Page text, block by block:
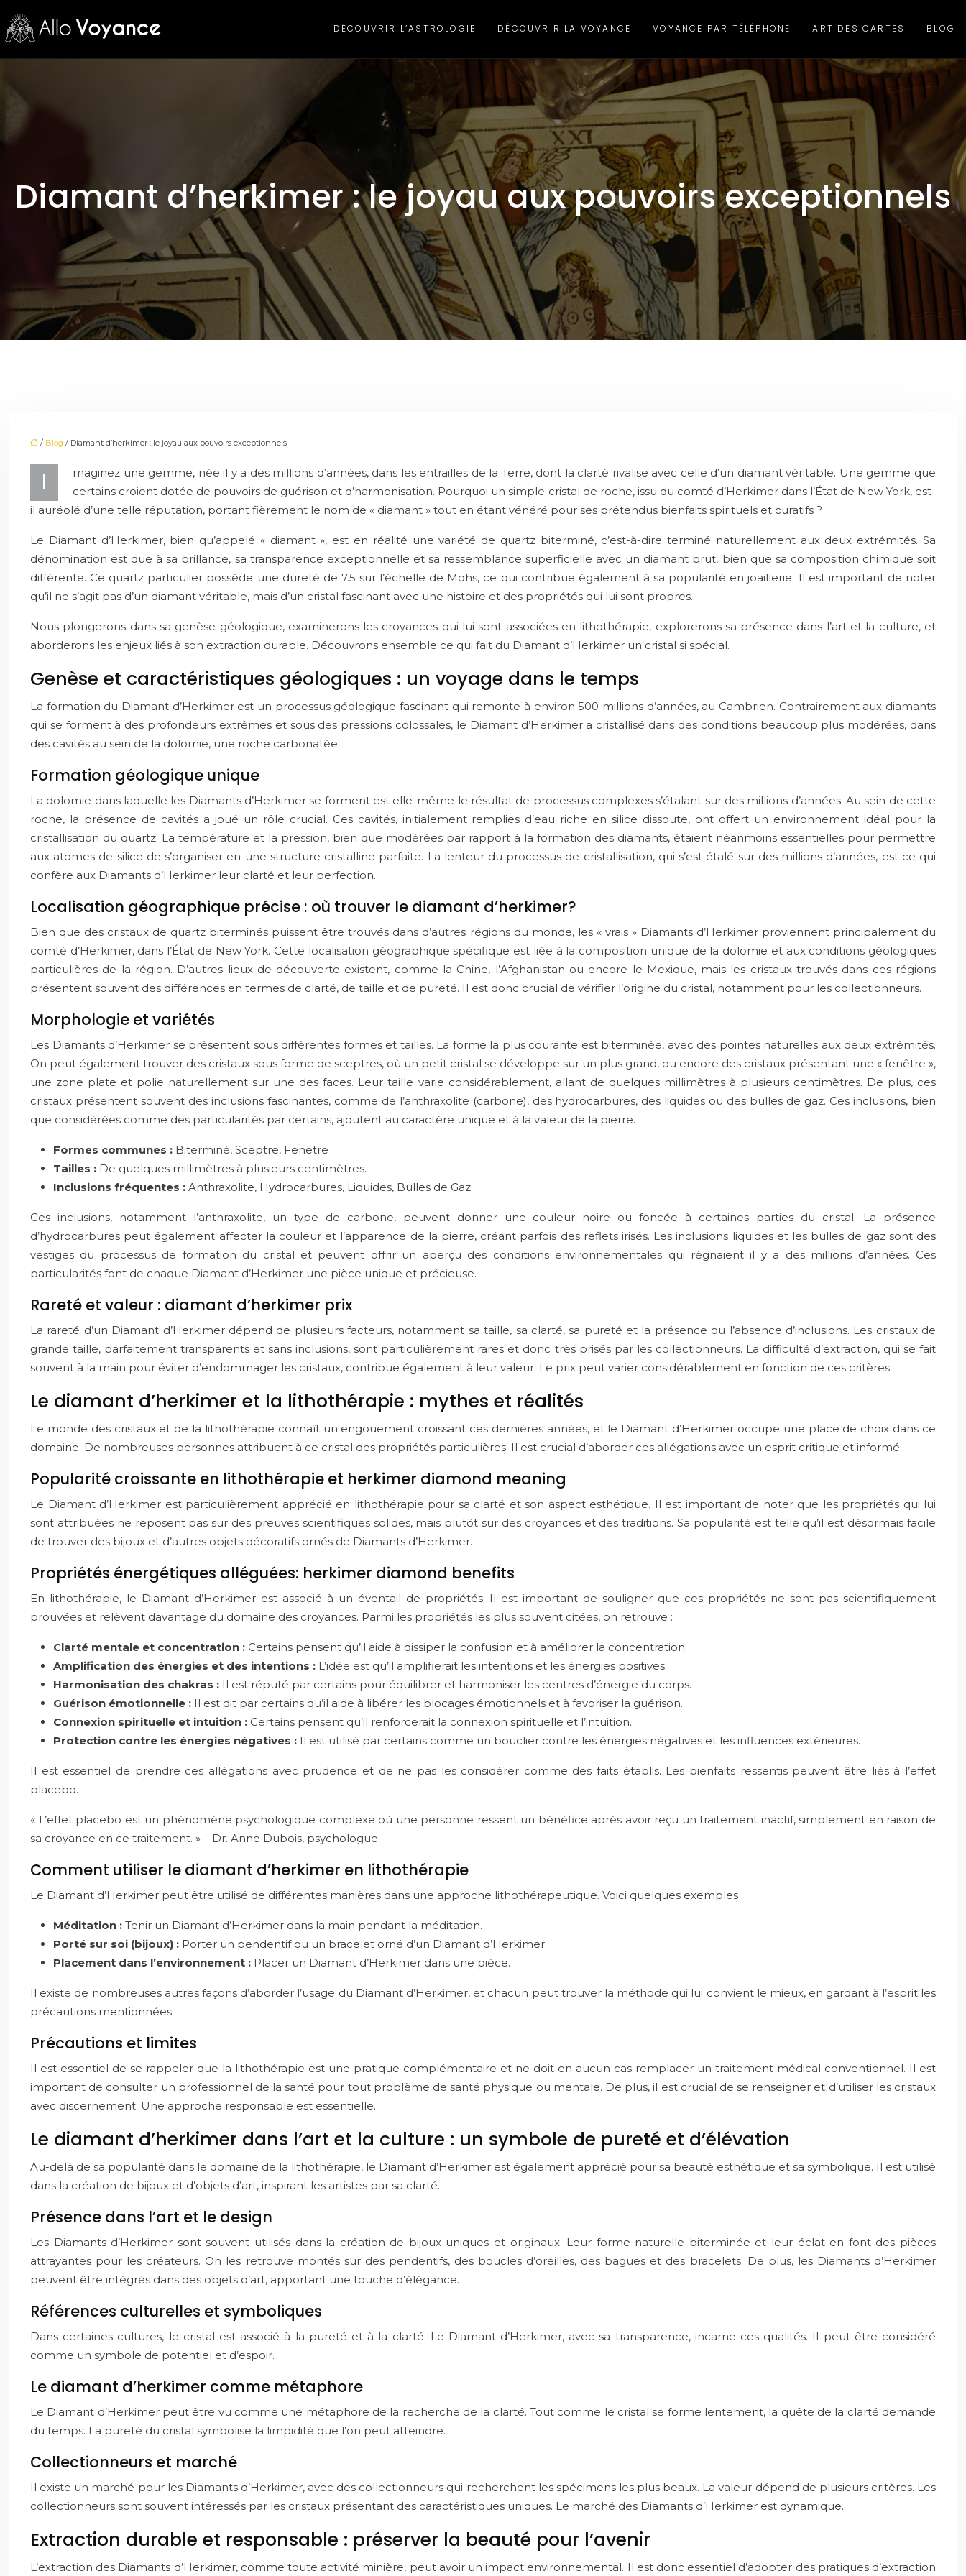
DÉCOUVRIR L’ASTROLOGIE DÉCOUVRIR LA VOYANCE VOYANCE PAR TÉLÉPHONE ART DES CARTES BLOG
Diamant d’herkimer : le joyau aux pouvoirs exceptionnels
/ Blog / Diamant d’herkimer : le joyau aux pouvoirs exceptionnels
I
maginez une gemme, née il y a des millions d’années, dans les entrailles de la Terre, dont la clarté rivalise avec celle d’un diamant véritable. Une gemme que
certains croient dotée de pouvoirs de guérison et d’harmonisation. Pourquoi un simple cristal de roche, issu du comté d’Herkimer dans l’État de New York, est-
il auréolé d’une telle réputation, portant fièrement le nom de « diamant » tout en étant vénéré pour ses prétendus bienfaits spirituels et curatifs ?
Le Diamant d’Herkimer, bien qu’appelé « diamant », est en réalité une variété de quartz biterminé, c’est-à-dire terminé naturellement aux deux extrémités. Sa
dénomination est due à sa brillance, sa transparence exceptionnelle et sa ressemblance superficielle avec un diamant brut, bien que sa composition chimique soit
différente. Ce quartz particulier possède une dureté de 7.5 sur l’échelle de Mohs, ce qui contribue également à sa popularité en joaillerie. Il est important de noter
qu’il ne s’agit pas d’un diamant véritable, mais d’un cristal fascinant avec une histoire et des propriétés qui lui sont propres.
Nous plongerons dans sa genèse géologique, examinerons les croyances qui lui sont associées en lithothérapie, explorerons sa présence dans l’art et la culture, et
aborderons les enjeux liés à son extraction durable. Découvrons ensemble ce qui fait du Diamant d’Herkimer un cristal si spécial.
Genèse et caractéristiques géologiques : un voyage dans le temps
La formation du Diamant d’Herkimer est un processus géologique fascinant qui remonte à environ 500 millions d’années, au Cambrien. Contrairement aux diamants
qui se forment à des profondeurs extrêmes et sous des pressions colossales, le Diamant d’Herkimer a cristallisé dans des conditions beaucoup plus modérées, dans
des cavités au sein de la dolomie, une roche carbonatée.
Formation géologique unique
La dolomie dans laquelle les Diamants d’Herkimer se forment est elle-même le résultat de processus complexes s’étalant sur des millions d’années. Au sein de cette
roche, la présence de cavités a joué un rôle crucial. Ces cavités, initialement remplies d’eau riche en silice dissoute, ont offert un environnement idéal pour la
cristallisation du quartz. La température et la pression, bien que modérées par rapport à la formation des diamants, étaient néanmoins essentielles pour permettre
aux atomes de silice de s’organiser en une structure cristalline parfaite. La lenteur du processus de cristallisation, qui s’est étalé sur des millions d’années, est ce qui
confère aux Diamants d’Herkimer leur clarté et leur perfection.
Localisation géographique précise : où trouver le diamant d’herkimer?
Bien que des cristaux de quartz biterminés puissent être trouvés dans d’autres régions du monde, les « vrais » Diamants d’Herkimer proviennent principalement du
comté d’Herkimer, dans l’État de New York. Cette localisation géographique spécifique est liée à la composition unique de la dolomie et aux conditions géologiques
particulières de la région. D’autres lieux de découverte existent, comme la Chine, l’Afghanistan ou encore le Mexique, mais les cristaux trouvés dans ces régions
présentent souvent des différences en termes de clarté, de taille et de pureté. Il est donc crucial de vérifier l’origine du cristal, notamment pour les collectionneurs.
Morphologie et variétés
Les Diamants d’Herkimer se présentent sous différentes formes et tailles. La forme la plus courante est biterminée, avec des pointes naturelles aux deux extrémités.
On peut également trouver des cristaux sous forme de sceptres, où un petit cristal se développe sur un plus grand, ou encore des cristaux présentant une « fenêtre »,
une zone plate et polie naturellement sur une des faces. Leur taille varie considérablement, allant de quelques millimètres à plusieurs centimètres. De plus, ces
cristaux présentent souvent des inclusions fascinantes, comme de l’anthraxolite (carbone), des hydrocarbures, des liquides ou des bulles de gaz. Ces inclusions, bien
que considérées comme des particularités par certains, ajoutent au caractère unique et à la valeur de la pierre.
Formes communes : Biterminé, Sceptre, Fenêtre
Tailles : De quelques millimètres à plusieurs centimètres.
Inclusions fréquentes : Anthraxolite, Hydrocarbures, Liquides, Bulles de Gaz.
Ces inclusions, notamment l’anthraxolite, un type de carbone, peuvent donner une couleur noire ou foncée à certaines parties du cristal. La présence
d’hydrocarbures peut également affecter la couleur et l’apparence de la pierre, créant parfois des reflets irisés. Les inclusions liquides et les bulles de gaz sont des
vestiges du processus de formation du cristal et peuvent offrir un aperçu des conditions environnementales qui régnaient il y a des millions d’années. Ces
particularités font de chaque Diamant d’Herkimer une pièce unique et précieuse.
Rareté et valeur : diamant d’herkimer prix
La rareté d’un Diamant d’Herkimer dépend de plusieurs facteurs, notamment sa taille, sa clarté, sa pureté et la présence ou l’absence d’inclusions. Les cristaux de
grande taille, parfaitement transparents et sans inclusions, sont particulièrement rares et donc très prisés par les collectionneurs. La difficulté d’extraction, qui se fait
souvent à la main pour éviter d’endommager les cristaux, contribue également à leur valeur. Le prix peut varier considérablement en fonction de ces critères.
Le diamant d’herkimer et la lithothérapie : mythes et réalités
Le monde des cristaux et de la lithothérapie connaît un engouement croissant ces dernières années, et le Diamant d’Herkimer occupe une place de choix dans ce
domaine. De nombreuses personnes attribuent à ce cristal des propriétés particulières. Il est crucial d’aborder ces allégations avec un esprit critique et informé.
Popularité croissante en lithothérapie et herkimer diamond meaning
Le Diamant d’Herkimer est particulièrement apprécié en lithothérapie pour sa clarté et son aspect esthétique. Il est important de noter que les propriétés qui lui
sont attribuées ne reposent pas sur des preuves scientifiques solides, mais plutôt sur des croyances et des traditions. Sa popularité est telle qu’il est désormais facile
de trouver des bijoux et d’autres objets décoratifs ornés de Diamants d’Herkimer.
Propriétés énergétiques alléguées: herkimer diamond benefits
En lithothérapie, le Diamant d’Herkimer est associé à un éventail de propriétés. Il est important de souligner que ces propriétés ne sont pas scientifiquement
prouvées et relèvent davantage du domaine des croyances. Parmi les propriétés les plus souvent citées, on retrouve :
Clarté mentale et concentration : Certains pensent qu’il aide à dissiper la confusion et à améliorer la concentration.
Amplification des énergies et des intentions : L’idée est qu’il amplifierait les intentions et les énergies positives.
Harmonisation des chakras : Il est réputé par certains pour équilibrer et harmoniser les centres d’énergie du corps.
Guérison émotionnelle : Il est dit par certains qu’il aide à libérer les blocages émotionnels et à favoriser la guérison.
Connexion spirituelle et intuition : Certains pensent qu’il renforcerait la connexion spirituelle et l’intuition.
Protection contre les énergies négatives : Il est utilisé par certains comme un bouclier contre les énergies négatives et les influences extérieures.
Il est essentiel de prendre ces allégations avec prudence et de ne pas les considérer comme des faits établis. Les bienfaits ressentis peuvent être liés à l’effet
placebo.
« L’effet placebo est un phénomène psychologique complexe où une personne ressent un bénéfice après avoir reçu un traitement inactif, simplement en raison de
sa croyance en ce traitement. » – Dr. Anne Dubois, psychologue
Comment utiliser le diamant d’herkimer en lithothérapie
Le Diamant d’Herkimer peut être utilisé de différentes manières dans une approche lithothérapeutique. Voici quelques exemples :
Méditation : Tenir un Diamant d’Herkimer dans la main pendant la méditation.
Porté sur soi (bijoux) : Porter un pendentif ou un bracelet orné d’un Diamant d’Herkimer.
Placement dans l’environnement : Placer un Diamant d’Herkimer dans une pièce.
Il existe de nombreuses autres façons d’aborder l’usage du Diamant d’Herkimer, et chacun peut trouver la méthode qui lui convient le mieux, en gardant à l’esprit les
précautions mentionnées.
Précautions et limites
Il est essentiel de se rappeler que la lithothérapie est une pratique complémentaire et ne doit en aucun cas remplacer un traitement médical conventionnel. Il est
important de consulter un professionnel de la santé pour tout problème de santé physique ou mentale. De plus, il est crucial de se renseigner et d’utiliser les cristaux
avec discernement. Une approche responsable est essentielle.
Le diamant d’herkimer dans l’art et la culture : un symbole de pureté et d’élévation
Au-delà de sa popularité dans le domaine de la lithothérapie, le Diamant d’Herkimer est également apprécié pour sa beauté esthétique et sa symbolique. Il est utilisé
dans la création de bijoux et d’objets d’art, inspirant les artistes par sa clarté.
Présence dans l’art et le design
Les Diamants d’Herkimer sont souvent utilisés dans la création de bijoux uniques et originaux. Leur forme naturelle biterminée et leur éclat en font des pièces
attrayantes pour les créateurs. On les retrouve montés sur des pendentifs, des boucles d’oreilles, des bagues et des bracelets. De plus, les Diamants d’Herkimer
peuvent être intégrés dans des objets d’art, apportant une touche d’élégance.
Références culturelles et symboliques
Dans certaines cultures, le cristal est associé à la pureté et à la clarté. Le Diamant d’Herkimer, avec sa transparence, incarne ces qualités. Il peut être considéré
comme un symbole de potentiel et d’espoir.
Le diamant d’herkimer comme métaphore
Le Diamant d’Herkimer peut être vu comme une métaphore de la recherche de la clarté. Tout comme le cristal se forme lentement, la quête de la clarté demande
du temps. La pureté du cristal symbolise la limpidité que l’on peut atteindre.
Collectionneurs et marché
Il existe un marché pour les Diamants d’Herkimer, avec des collectionneurs qui recherchent les spécimens les plus beaux. La valeur dépend de plusieurs critères. Les
collectionneurs sont souvent intéressés par les cristaux présentant des caractéristiques uniques. Le marché des Diamants d’Herkimer est dynamique.
Extraction durable et responsable : préserver la beauté pour l’avenir
L’extraction des Diamants d’Herkimer, comme toute activité minière, peut avoir un impact environnemental. Il est donc essentiel d’adopter des pratiques d’extraction